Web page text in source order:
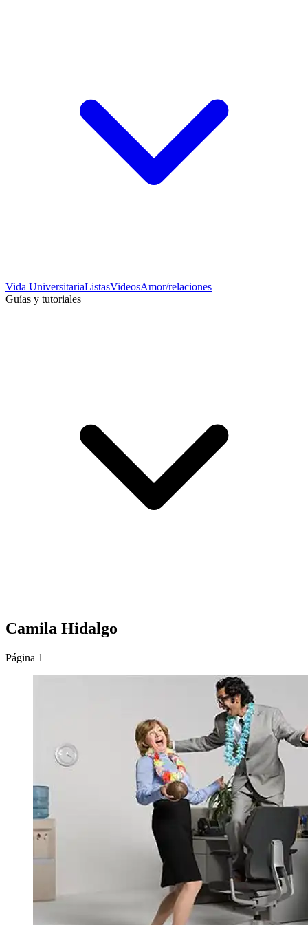
Vida UniversitariaListasVideosAmor/relaciones
Guías y tutoriales
Camila Hidalgo
Página 1